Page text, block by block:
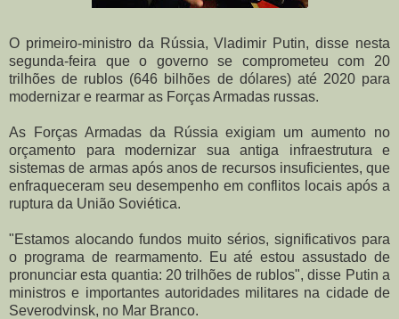
O primeiro-ministro da Rússia, Vladimir Putin, disse nesta
segunda-feira que o governo se comprometeu com 20
trilhões de rublos (646 bilhões de dólares) até 2020 para
modernizar e rearmar as Forças Armadas russas.
As Forças Armadas da Rússia exigiam um aumento no
orçamento para modernizar sua antiga infraestrutura e
sistemas de armas após anos de recursos insuficientes, que
enfraqueceram seu desempenho em conflitos locais após a
ruptura da União Soviética.
"Estamos alocando fundos muito sérios, significativos para
o programa de rearmamento. Eu até estou assustado de
pronunciar esta quantia: 20 trilhões de rublos", disse Putin a
ministros e importantes autoridades militares na cidade de
Severodvinsk, no Mar Branco.